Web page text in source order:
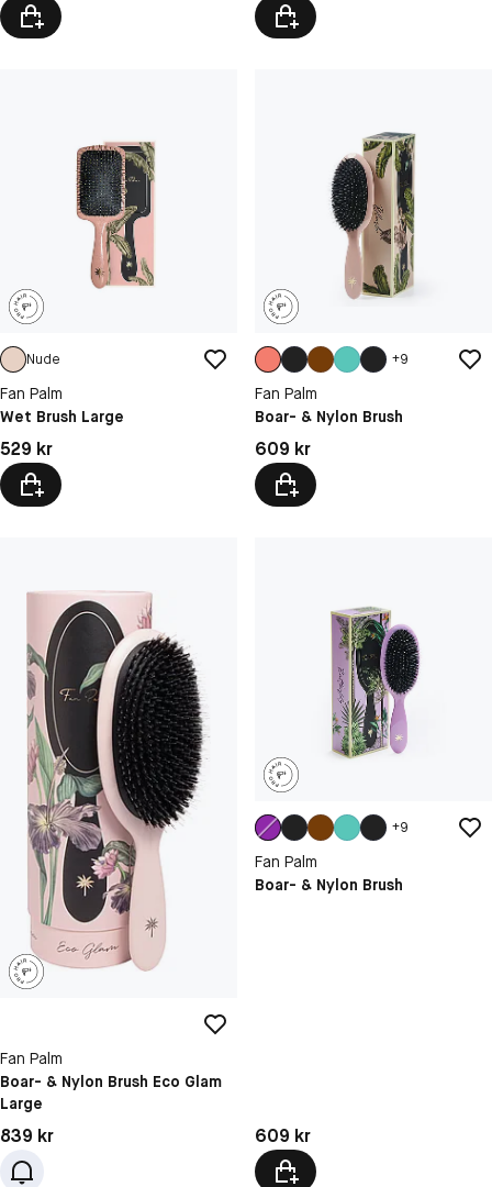
Nude
Fan Palm
Wet Brush Large
Pris: 529 kr
529 kr
+9
Fan Palm
Boar- & Nylon Brush
Pris: 609 kr
609 kr
Fan Palm
Boar- & Nylon Brush Eco Glam
Large
Pris: 839 kr
839 kr
+9
Fan Palm
Boar- & Nylon Brush
Pris: 609 kr
609 kr